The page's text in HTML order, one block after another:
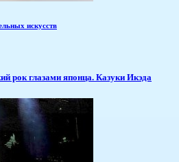
искусств
рок глазами японца. Казуки Икэда